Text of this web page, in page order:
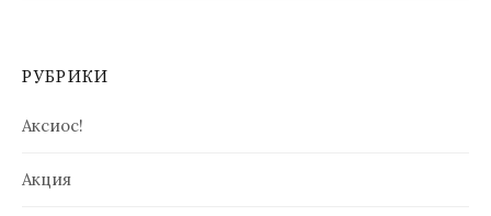
РУБРИКИ
Аксиос!
Акция